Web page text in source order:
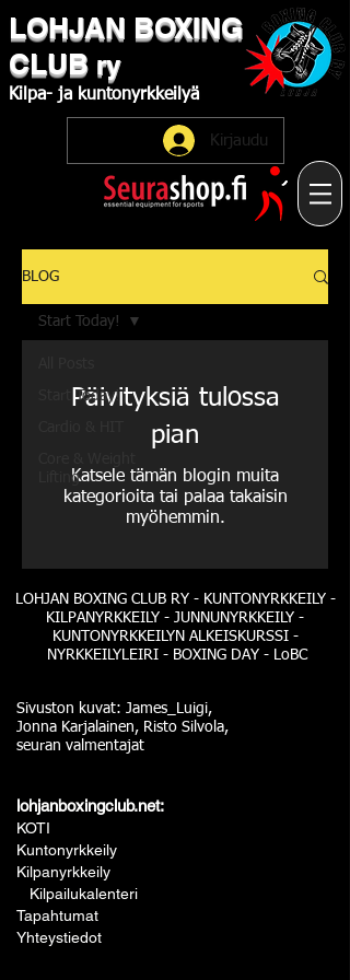
LOHJAN ​BOXING
CLUB ry
Kilpa- ja kuntonyrkkeilyä
Kirjaudu
BLOG
Start Today!
Lifting
Start Today!
Päivityksiä tulossa
pian
Katsele tämän blogin muita
kategorioita tai palaa takaisin
myöhemmin.
LOHJAN BOXING CLUB RY - KUNTONYRKKEILY -
KILPANYRKKEILY - JUNNUNYRKKEILY -
KUNTONYRKKEILYN ALKEISKURSSI -
NYRKKEILYLEIRI - BOXING DAY - LoBC
Sivuston kuvat: James_Luigi,
Jonna Karjalainen, Risto Silvola,
seuran valmentajat
lohjanboxingclub.net:
KOTI
Kuntonyrkkeily
Kilpanyrkkeily
Kilpailukalenteri
Tapahtumat
Yhteystiedot